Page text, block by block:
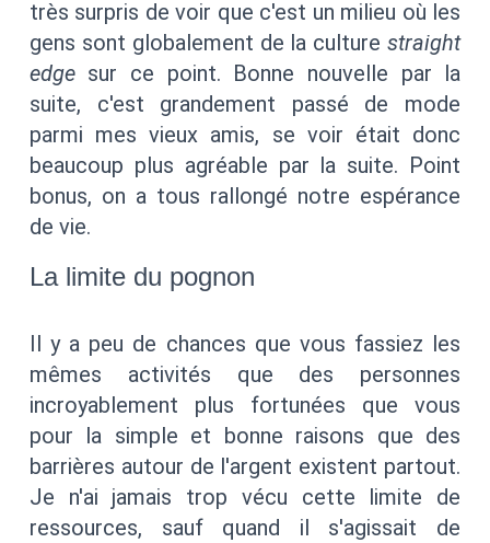
très surpris de voir que c'est un milieu où les
gens sont globalement de la culturestraight
edgesur ce point. Bonne nouvelle par la
suite, c'est grandement passé de mode
parmi mes vieux amis, se voir était donc
beaucoup plus agréable par la suite. Point
bonus, on a tous rallongé notre espérance
de vie.
La limite du pognon
Il y a peu de chances que vous fassiez les
mêmes activités que des personnes
incroyablement plus fortunées que vous
pour la simple et bonne raisons que des
barrières autour de l'argent existent partout.
Je n'ai jamais trop vécu cette limite de
ressources, sauf quand il s'agissait de